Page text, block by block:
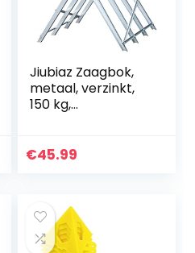
Jiubiaz Zaagbok,
metaal, verzinkt,
150 kg,
x 80 cm,
houtbok
€45.99